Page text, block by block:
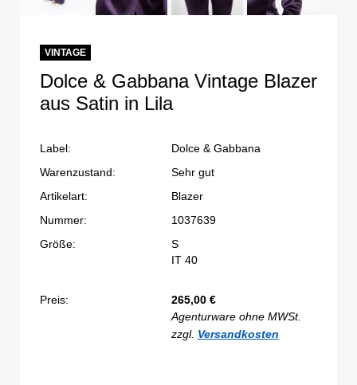
VINTAGE
Dolce & Gabbana Vintage Blazer
aus Satin in Lila
Label:
Dolce & Gabbana
Warenzustand:
Sehr gut
Artikelart:
Blazer
Nummer:
1037639
Größe:
S
IT 40
Preis: 265,00 €
Agenturware ohne MWSt.
zzgl. Versandkosten